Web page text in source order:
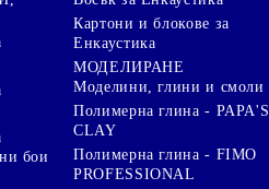
бои
Картони и блокове за
Енкаустика
МОДЕЛИРАНЕ
Моделини, глини и смоли
Полимерна глина - PAPA'S
CLAY
Полимерна глина - FIMO
PROFESSIONAL